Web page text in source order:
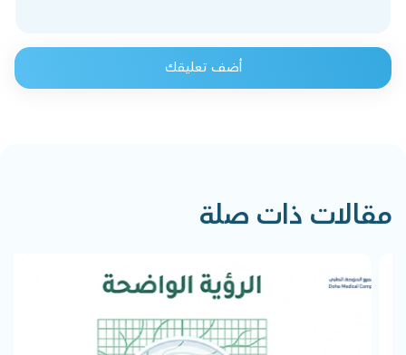
أضف تعليقك
مقالات ذات صلة